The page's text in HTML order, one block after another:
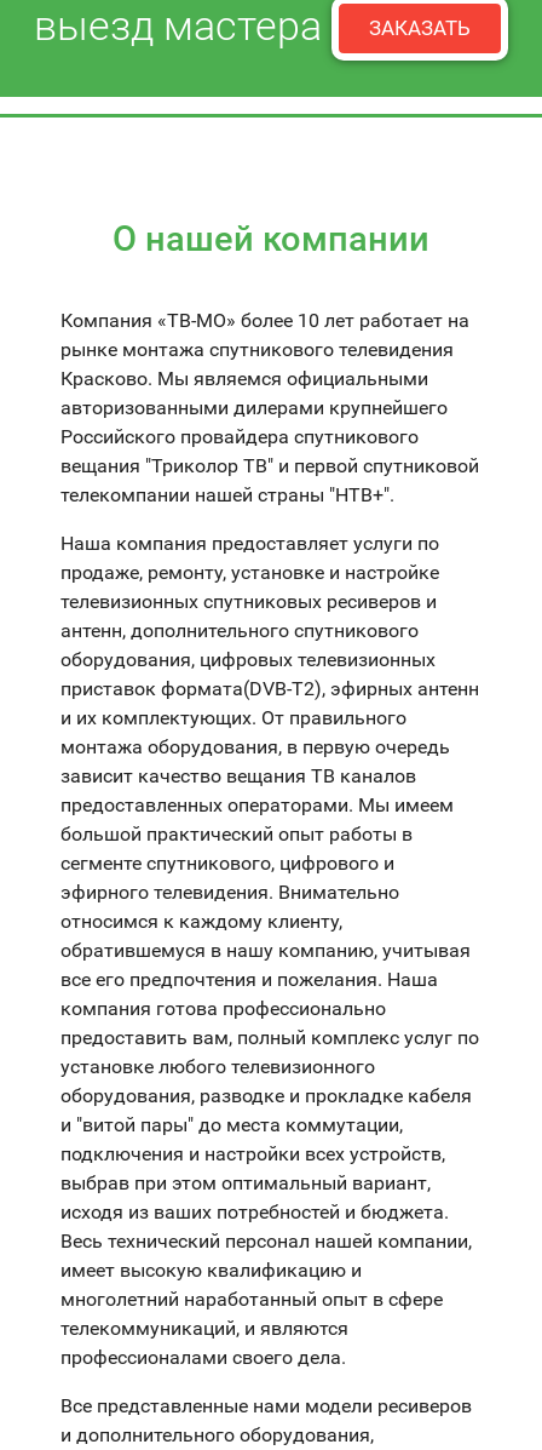
выезд мастера
ЗАКАЗАТЬ
О нашей компании
Компания «ТВ-МО» более 10 лет работает на
рынке монтажа спутникового телевидения
Красково. Мы являемся официальными
авторизованными дилерами крупнейшего
Российского провайдера спутникового
вещания "Триколор ТВ" и первой спутниковой
телекомпании нашей страны "НТВ+".
Наша компания предоставляет услуги по
продаже, ремонту, установке и настройке
телевизионных спутниковых ресиверов и
антенн, дополнительного спутникового
оборудования, цифровых телевизионных
приставок формата(DVB-T2), эфирных антенн
и их комплектующих. От правильного
монтажа оборудования, в первую очередь
зависит качество вещания ТВ каналов
предоставленных операторами. Мы имеем
большой практический опыт работы в
сегменте спутникового, цифрового и
эфирного телевидения. Внимательно
относимся к каждому клиенту,
обратившемуся в нашу компанию, учитывая
все его предпочтения и пожелания. Наша
компания готова профессионально
предоставить вам, полный комплекс услуг по
установке любого телевизионного
оборудования, разводке и прокладке кабеля
и "витой пары" до места коммутации,
подключения и настройки всех устройств,
выбрав при этом оптимальный вариант,
исходя из ваших потребностей и бюджета.
Весь технический персонал нашей компании,
имеет высокую квалификацию и
многолетний наработанный опыт в сфере
телекоммуникаций, и являются
профессионалами своего дела.
Все представленные нами модели ресиверов
и дополнительного оборудования,